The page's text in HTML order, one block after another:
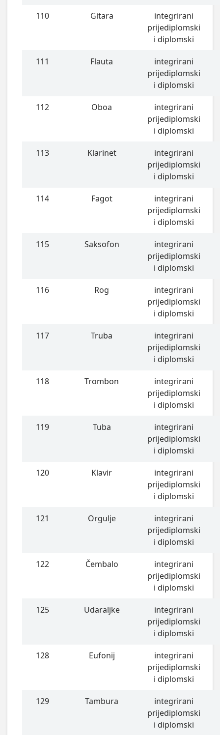
110 Gitara
integrirani
prijediplomski
i diplomski
111 Flauta
integrirani
prijediplomski
i diplomski
112 Oboa
integrirani
prijediplomski
i diplomski
113 Klarinet
integrirani
prijediplomski
i diplomski
114 Fagot
integrirani
prijediplomski
i diplomski
115 Saksofon
integrirani
prijediplomski
i diplomski
116 Rog
integrirani
prijediplomski
i diplomski
117 Truba
integrirani
prijediplomski
i diplomski
118 Trombon
integrirani
prijediplomski
i diplomski
119 Tuba
integrirani
prijediplomski
i diplomski
120 Klavir
integrirani
prijediplomski
i diplomski
121 Orgulje
integrirani
prijediplomski
i diplomski
122 Čembalo
integrirani
prijediplomski
i diplomski
125 Udaraljke
integrirani
prijediplomski
i diplomski
128 Eufonij
integrirani
prijediplomski
i diplomski
129 Tambura
integrirani
prijediplomski
i diplomski